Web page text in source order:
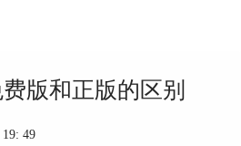
版和正版的区别
49